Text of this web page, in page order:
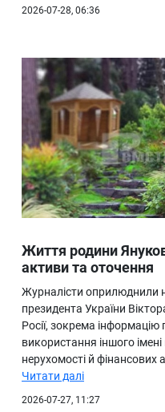
2026-07-28, 06:36
Життя родини
активи та оточення
Журналісти оприлюднили
президента України
Росії, зокрема
використання іншого імені
нерухомості й фінансових
Читати далі
2026-07-27, 11:27